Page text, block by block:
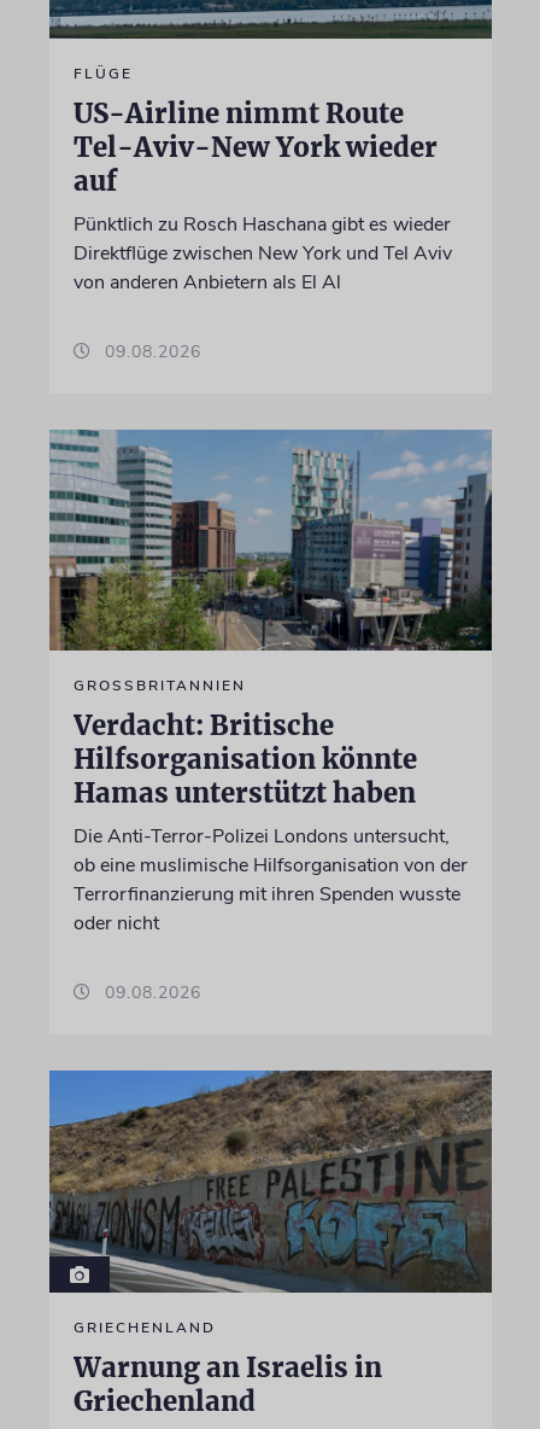
FLÜGE
US-Airline nimmt Route
Tel-Aviv-New York wieder
auf
Pünktlich zu Rosch Haschana gibt es wieder
Direktflüge zwischen New York und Tel Aviv
von anderen Anbietern als El Al
09.08.2026
GROSSBRITANNIEN
Verdacht: Britische
Hilfsorganisation könnte
Hamas unterstützt haben
Die Anti-Terror-Polizei Londons untersucht,
ob eine muslimische Hilfsorganisation von der
Terrorfinanzierung mit ihren Spenden wusste
oder nicht
09.08.2026
GRIECHENLAND
Warnung an Israelis in
Griechenland